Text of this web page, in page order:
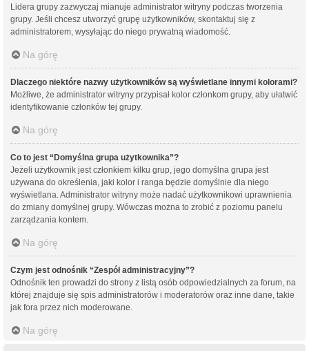
Lidera grupy zazwyczaj mianuje administrator witryny podczas tworzenia
grupy. Jeśli chcesz utworzyć grupę użytkowników, skontaktuj się z
administratorem, wysyłając do niego prywatną wiadomość.
Na górę
Dlaczego niektóre nazwy użytkowników są wyświetlane innymi kolorami?
Możliwe, że administrator witryny przypisał kolor członkom grupy, aby ułatwić
identyfikowanie członków tej grupy.
Na górę
Co to jest “Domyślna grupa użytkownika”?
Jeżeli użytkownik jest członkiem kilku grup, jego domyślna grupa jest
używana do określenia, jaki kolor i ranga będzie domyślnie dla niego
wyświetlana. Administrator witryny może nadać użytkownikowi uprawnienia
do zmiany domyślnej grupy. Wówczas można to zrobić z poziomu panelu
zarządzania kontem.
Na górę
Czym jest odnośnik “Zespół administracyjny”?
Odnośnik ten prowadzi do strony z listą osób odpowiedzialnych za forum, na
której znajduje się spis administratorów i moderatorów oraz inne dane, takie
jak fora przez nich moderowane.
Na górę